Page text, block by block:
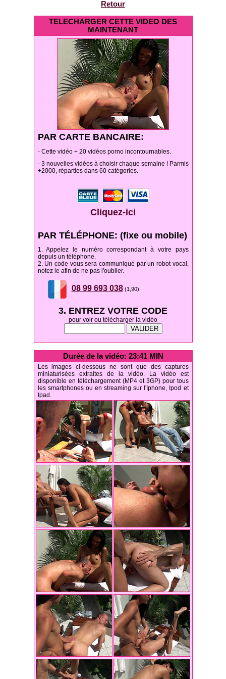
Retour
TELECHARGER CETTE VIDEO DES
MAINTENANT
PAR CARTE BANCAIRE:
- Cette vidéo + 20 vidéos porno incontournables.
- 3 nouvelles vidéos à choisir chaque semaine ! Parmis
+2000, réparties dans 60 catégories.
Cliquez-ici
PAR TÉLÉPHONE: (fixe ou mobile)
1. Appelez le numéro correspondant à votre pays
depuis un téléphone.
2. Un code vous sera communiqué par un robot vocal,
notez le afin de ne pas l'oublier.
08 99 693 038(1,90)
3. ENTREZ VOTRE CODE
pour voir ou télécharger la vidéo
Durée de la vidéo: 23:41 MIN
Les images ci-dessous ne sont que des captures
miniaturisées extraites de la vidéo. La vidéo est
disponible en téléchargement (MP4 et 3GP) pour tous
les smartphones ou en streaming sur l'Iphone, Ipod et
Ipad.